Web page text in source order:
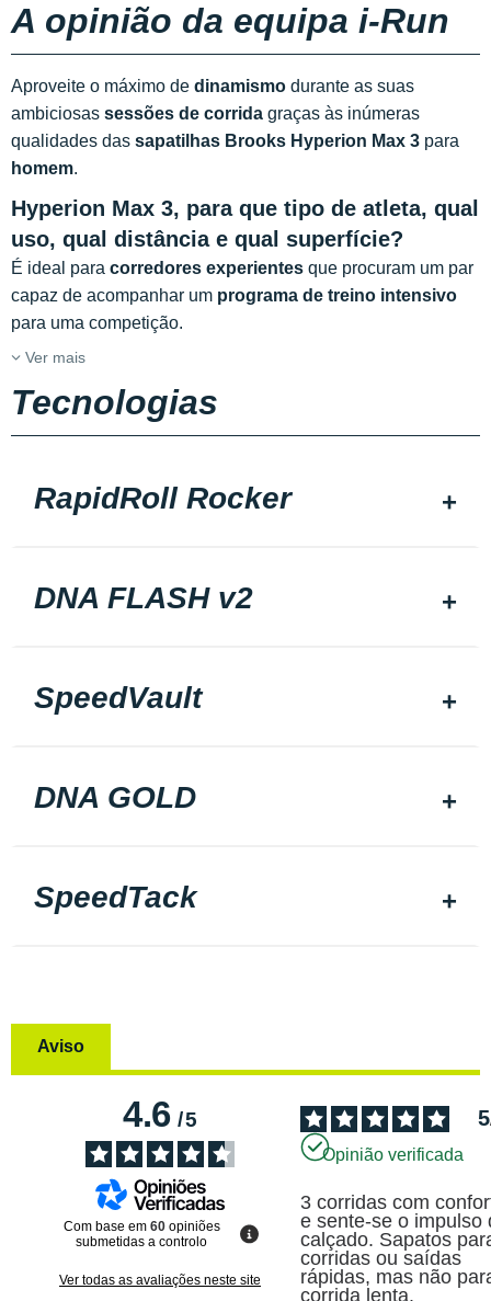
A opinião da equipa i-Run
Aproveite o máximo de dinamismo durante as suas
ambiciosas sessões de corrida graças às inúmeras
qualidades das sapatilhas Brooks Hyperion Max 3 para
homem.
Hyperion Max 3, para que tipo de atleta, qual
uso, qual distância e qual superfície?
É ideal para corredores experientes que procuram um par
capaz de acompanhar um programa de treino intensivo
para uma competição.
Ver mais
Tecnologias
RapidRoll Rocker
DNA FLASH v2
SpeedVault
DNA GOLD
SpeedTack
Aviso
4.6/5
Com base em 60 opiniões
submetidas a controlo
Ver todas as avaliações neste site
5
Opinião verificada
3 corridas com
e sente-se o impulso
calçado. Sapatos
corridas ou saídas
rápidas, mas não
corrida lenta.